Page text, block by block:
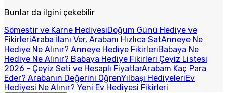
Bunlar da ilgini çekebilir
Sömestir ve Karne HediyesiDoğum Günü Hediye ve
FikirleriAraba İlanı Ver, Arabanı Hızlıca SatAnneye Ne
Hediye Ne Alınır? Anneye Hediye FikirleriBabaya Ne
Hediye Ne Alınır? Babaya Hediye Fikirleri Çeyiz Listesi
2026 - Çeyiz Seti ve Hesaplı FiyatlarArabam Kaç Para
Eder? Arabanın Değerini ÖğrenYılbaşı HediyeleriEv
Hediyesi Ne Alınır? Yeni Ev Hediyesi Fikirleri